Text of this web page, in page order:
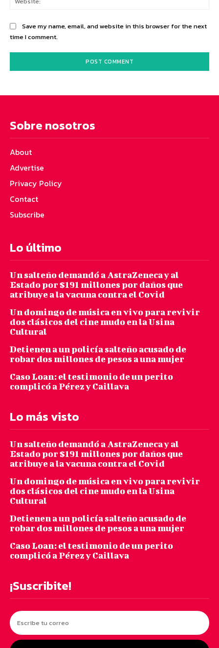
Save my name, email, and website in this browser for the next
time I comment.
Sobre nosotros
About
Advertise
Privacy Policy
Contact
Subscribe
Lo último
Un salteño demandó a AstraZeneca y al
Estado por $191 millones por daños que
atribuye a la vacuna contra el Covid
Un domingo de música en vivo para revivir
dos clásicos del cine mudo en la Usina
Cultural
Detienen a un policía salteño acusado de
robar dos millones de pesos a una mujer
Caso Loan: el testimonio de un perito
complicó a Pérez y Caillava
Lo más visto
Un salteño demandó a AstraZeneca y al
Estado por $191 millones por daños que
atribuye a la vacuna contra el Covid
Un domingo de música en vivo para revivir
dos clásicos del cine mudo en la Usina
Cultural
Detienen a un policía salteño acusado de
robar dos millones de pesos a una mujer
Caso Loan: el testimonio de un perito
complicó a Pérez y Caillava
¡Suscribite!